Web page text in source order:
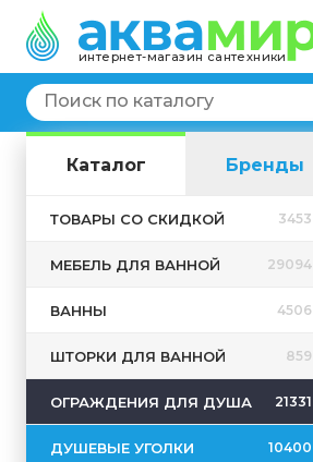
интернет-магазин сантехники
Каталог Бренды
ТОВАРЫ СО СКИДКОЙ 3453
МЕБЕЛЬ ДЛЯ ВАННОЙ 29094
ВАННЫ 4506
ШТОРКИ ДЛЯ ВАННОЙ 859
ОГРАЖДЕНИЯ ДЛЯ ДУША 21331
ДУШЕВЫЕ УГОЛКИ 10400